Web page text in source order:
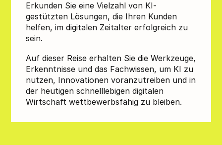
Erkunden Sie eine Vielzahl von KI-
gestützten Lösungen, die Ihren Kunden
helfen, im digitalen Zeitalter erfolgreich zu
sein.
Auf dieser Reise erhalten Sie die Werkzeuge,
Erkenntnisse und das Fachwissen, um KI zu
nutzen, Innovationen voranzutreiben und in
der heutigen schnelllebigen digitalen
Wirtschaft wettbewerbsfähig zu bleiben.